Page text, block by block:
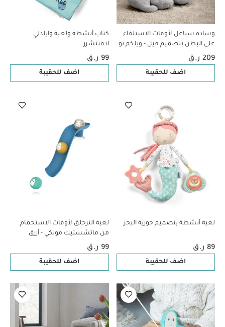
وسادة سناغل لأوقات الاستلقاء
على البطن بتصميم فيل - ويلكم تو
ذا وورلد
209 ر.ق
اضف للحقيبة
كتاب أنشطة ولعبة وايلدلي
ادفنتشرز
99 ر.ق
اضف للحقيبة
لعبة أنشطة بتصميم حورية البحر
89 ر.ق
اضف للحقيبة
لعبة التزحلق لأوقات الاستحمام
من ماتشستيك مونكي - أزرق
99 ر.ق
اضف للحقيبة